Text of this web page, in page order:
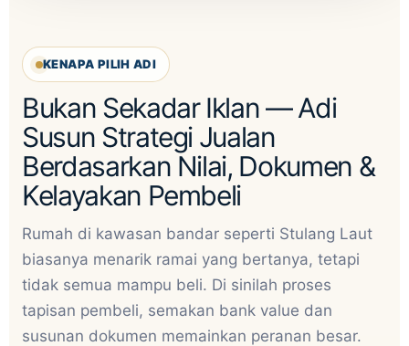
KENAPA PILIH ADI
Bukan Sekadar Iklan — Adi
Susun Strategi Jualan
Berdasarkan Nilai, Dokumen &
Kelayakan Pembeli
Rumah di kawasan bandar seperti Stulang Laut
biasanya menarik ramai yang bertanya, tetapi
tidak semua mampu beli. Di sinilah proses
tapisan pembeli, semakan bank value dan
susunan dokumen memainkan peranan besar.